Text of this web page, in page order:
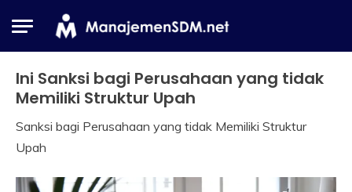
Industrial
Relation
Ini Sanksi bagi Perusahaan yang tidak
Memiliki Struktur Upah
11
October
Himawan
Sanksi bagi Perusahaan yang tidak Memiliki Struktur
Upah